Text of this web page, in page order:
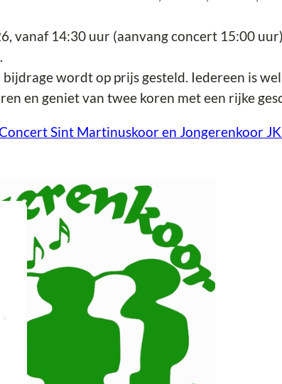
vanaf 14:30 uur (aanvang concert 15:00
bijdrage wordt op prijs gesteld. Iedereen is
en geniet van twee koren met een rijke
Sint Martinuskoor en Jongerenkoor